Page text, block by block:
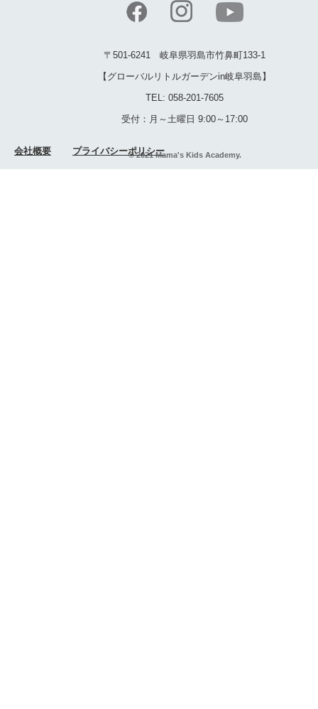
〒501-6241 岐阜県羽島市竹鼻町133-1
【グローバルリトルガーデンin岐阜羽島】
TEL: 058-201-7605
受付：月～土曜日 9:00～17:00
© 2021 Mama's Kids Academy.
会社概要 プライバシーポリシー